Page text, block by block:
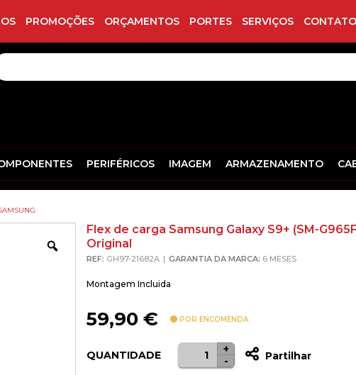
PROMOÇÕES ORÇAMENTOS PORTES SERVIÇOS
PERIFÉRICOS IMAGEM ARMAZENAMENTO
Zoom
Flex de carga Samsung Galaxy S9+ (SM-
Original
REF: GH97-21682A GARANTIA DA MARCA: 6 MESES
Montagem Incluida
59,90 € POR ENCOMENDA
QUANTIDADE
Quantidade
de
-
+
Partilhar